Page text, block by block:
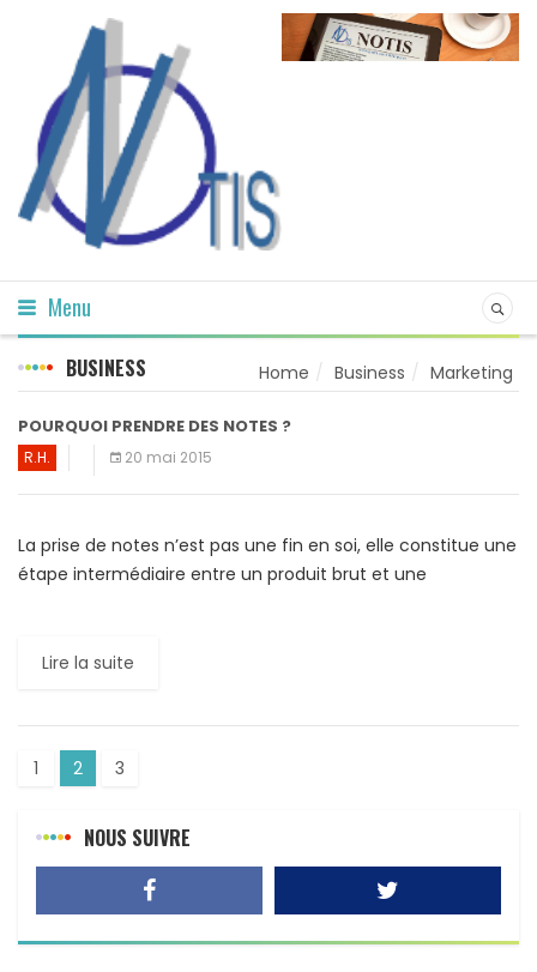
Menu
BUSINESS Home Business Marketing
POURQUOI PRENDRE DES NOTES ?
R.H. 20 mai 2015
La prise de notes n’est pas une fin en soi, elle constitue une
étape intermédiaire entre un produit brut et une
Lire la suite
1 2 3
NOUS SUIVRE